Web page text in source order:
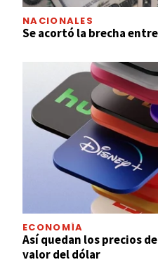
NACIONALES
Se acortó la brecha
ECONOMÍA
Así quedan los precios
valor del dólar